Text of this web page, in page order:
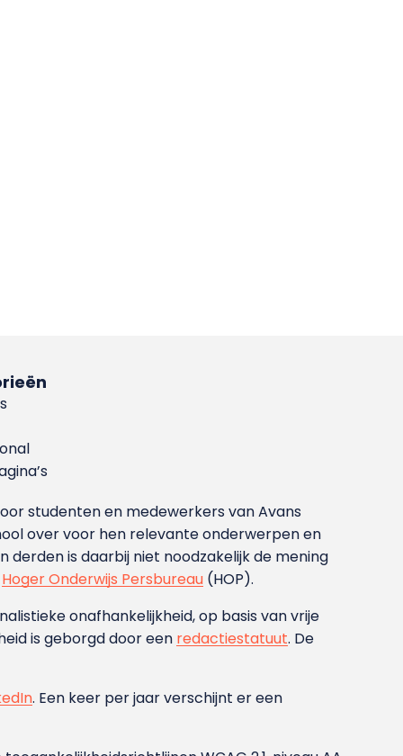
studenten en medewerkers van Avans
over voor hen relevante onderwerpen en
is daarbij niet noodzakelijk de mening
Hoger Onderwijs Persbureau (HOP).
onafhankelijkheid, op basis van vrije
is geborgd door een redactiestatuut. De
. Een keer per jaar verschijnt er een